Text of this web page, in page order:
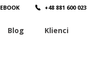
+48 881 600 023
Blog Klienci